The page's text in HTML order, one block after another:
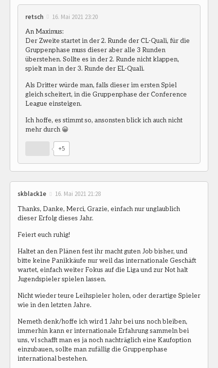
retsch 16. Mai 2021 23:20
An Maximus:
Der Zweite startet in der 2. Runde der CL-Quali, für die
Gruppenphase muss dieser aber alle 3 Runden
überstehen. Sollte es in der 2. Runde nicht klappen,
spielt man in der 3. Runde der EL-Quali.
Als Dritter würde man, falls dieser im ersten Spiel
gleich scheitert, in die Gruppenphase der Conference
League einsteigen.
Ich hoffe, es stimmt so, ansonsten blick ich auch nicht
mehr durch 😀
+5
skblack1e 16. Mai 2021 21:28
Thanks, Danke, Merci, Grazie, einfach nur unglaublich
dieser Erfolg dieses Jahr.
Feiert euch ruhig!
Haltet an den Plänen fest ihr macht guten Job bisher, und
bitte keine Panikkäufe nur weil das internationale Geschäft
wartet, einfach weiter Fokus auf die Liga und zur Not halt
Jugendspieler spielen lassen.
Nicht wieder teure Leihspieler holen, oder derartige Spieler
wie in den letzten Jahre.
Nemeth denk/hoffe ich wird 1 Jahr bei uns noch bleiben,
immerhin kann er internationale Erfahrung sammeln bei
uns, vl schafft man es ja noch nachträglich eine Kaufoption
einzubauen, sollte man zufällig die Gruppenphase
international bestehen.